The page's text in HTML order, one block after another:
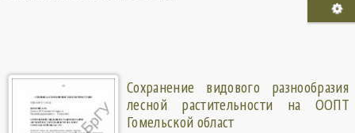
Cохранение видового разнообразия
лесной растительности на ООПТ
Гомельской област